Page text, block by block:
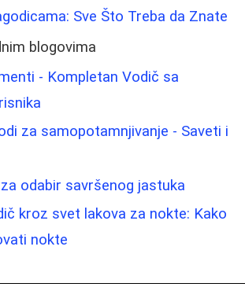
Sve Što Treba da Znate
blogovima
- Kompletan Vodič sa
za samopotamnjivanje - Saveti i
odabir savršenog jastuka
kroz svet lakova za nokte: Kako
nokte